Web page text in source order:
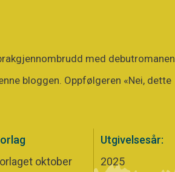
med debutromanen
bloggen. Oppfølgeren «Nei, dette
oktober
Utgivelsesår:
2025